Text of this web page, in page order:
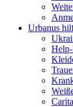
Urbanus